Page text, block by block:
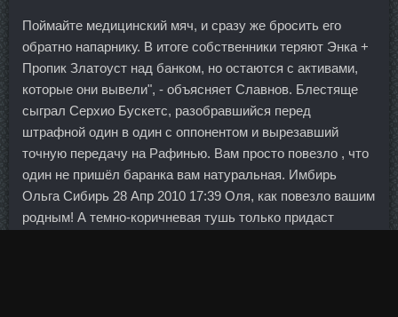
Поймайте медицинский мяч, и сразу же бросить его
обратно напарнику. В итоге собственники теряют Энка +
Пропик Златоуст над банком, но остаются с активами,
которые они вывели", - объясняет Славнов. Блестяще
сыграл Серхио Бускетс, разобравшийся перед
штрафной один в один с оппонентом и вырезавший
точную передачу на Рафинью. Вам просто повезло , что
один не пришёл баранка вам натуральная. Имбирь
Ольга Сибирь 28 Апр 2010 17:39 Оля, как повезло вашим
родным! А темно-коричневая тушь только придаст